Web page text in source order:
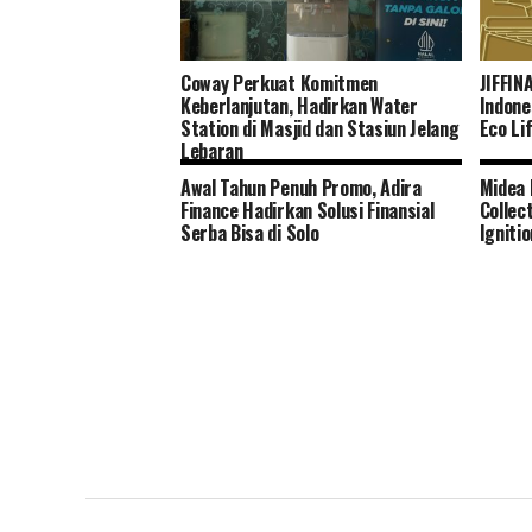
Coway Perkuat Komitmen
Keberlanjutan, Hadirkan Water
Station di Masjid dan Stasiun Jelang
Lebaran
Eco
Awal Tahun Penuh Promo, Adira
Finance Hadirkan Solusi Finansial
Serba Bisa di Solo